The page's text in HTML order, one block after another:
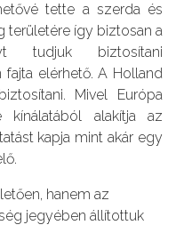
tette a szerda és
területére így biztosan a
tudjuk biztosítani
fajta elérhető. A Holland
Mivel Európa
kínálatából alakítja az
kapja mint akár egy
hanem az
jegyében állítottuk